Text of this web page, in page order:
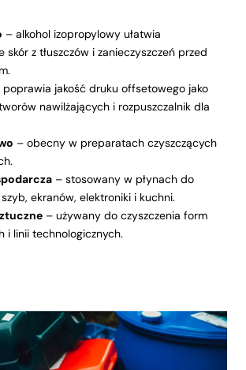
– alkohol izopropylowy ułatwia
skór z tłuszczów i zanieczyszczeń przed
poprawia jakość druku offsetowego jako
nawilżających i rozpuszczalnik dla
– obecny w preparatach czyszczących
– stosowany w płynach do
ekranów, elektroniki i kuchni.
– używany do czyszczenia form
i linii technologicznych.